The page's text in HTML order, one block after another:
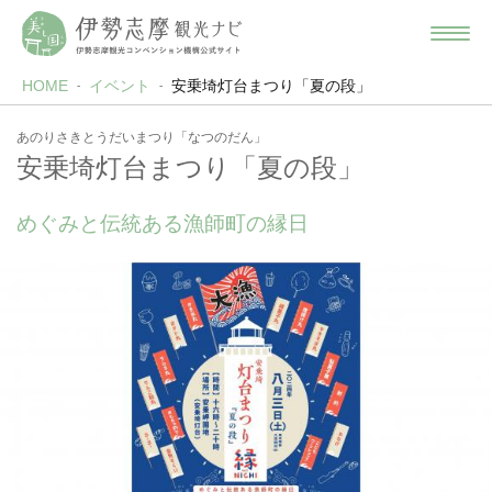
HOME イベント 安乗埼灯台まつり「夏の段」
あのりさきとうだいまつり「なつのだん」
安乗埼灯台まつり「夏の段」
めぐみと伝統ある漁師町の縁日